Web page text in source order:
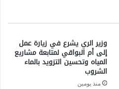
وزير الري يشرع في زيارة عمل
إلى أم البواقي لمتابعة مشاريع
المياه وتحسين التزويد بالماء
الشروب
منذ يومين